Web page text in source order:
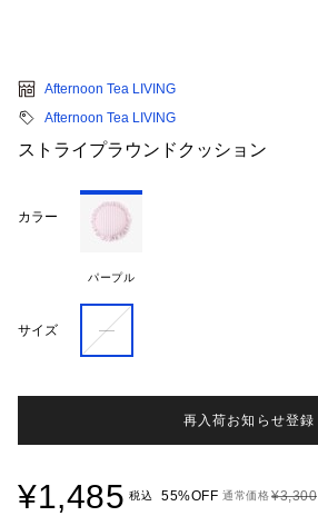
Afternoon Tea LIVING
Afternoon Tea LIVING
ストライプラウンドクッション
カラー
パープル
サイズ ―
再入荷お知らせ登録
¥1,485 税込 55%OFF 通常価格¥3,300